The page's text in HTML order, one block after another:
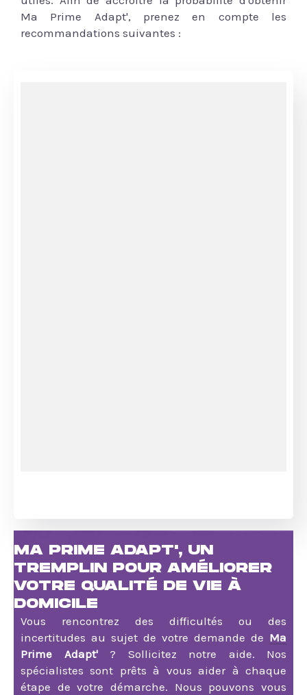
Ma Prime Adapt', prenez en compte les
recommandations suivantes :
MA PRIME ADAPT', UN
TREMPLIN POUR AMÉLIORER
VOTRE QUALITÉ DE VIE À
DOMICILE
Vous rencontrez des difficultés ou des
incertitudes au sujet de votre demande de Ma
Prime Adapt'? Sollicitez notre aide. Nos
spécialistes sont prêts à vous aider à chaque
étape de votre démarche. Nous pouvons vous